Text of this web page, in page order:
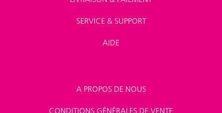
SERVICE & SUPPORT
AIDE
A PROPOS DE NOUS
CONDITIONS GÉNÉRALES DE VENTE